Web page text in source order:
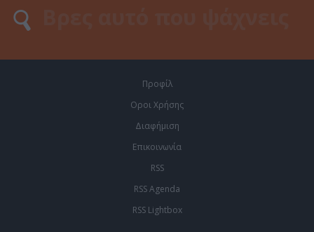
Προφίλ
Οροι Χρήσης
Διαφήμιση
Επικοινωνία
RSS
RSS Agenda
RSS Lightbox